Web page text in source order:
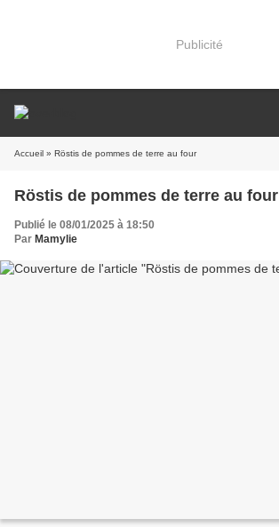
Publicité
Accueil » Röstis de pommes de terre au four
Röstis de pommes de terre au four
Publié le 08/01/2025 à 18:50
Par Mamylie